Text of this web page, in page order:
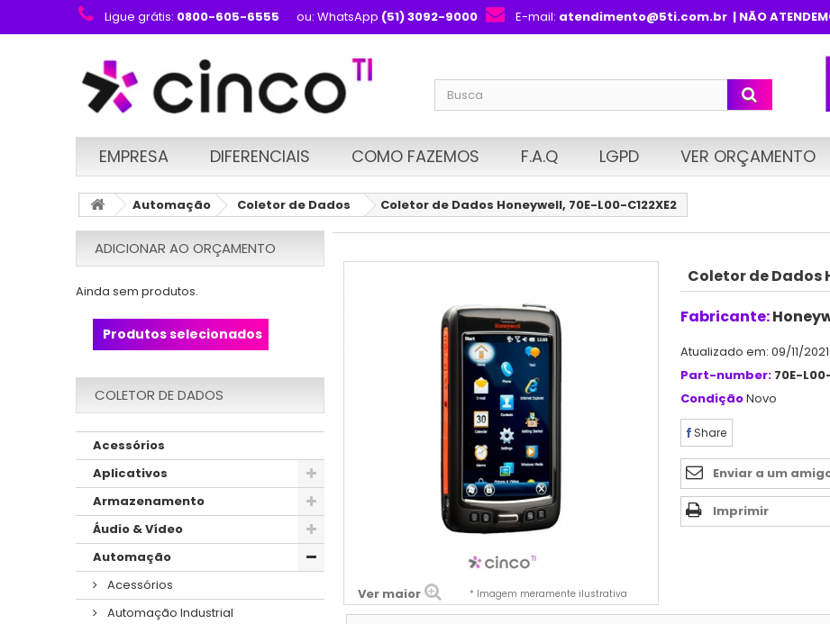
Ligue grátis: 0800-605-6555 ou: WhatsApp (51) 3092-9000 E-mail: atendimento@5ti.com.br| NÃO
EMPRESA DIFERENCIAIS COMO FAZEMOS F.A.Q LGPD VER ORÇAMENTO
Automação Coletor de Dados Coletor de Dados Honeywell, 70E-L00-C122XE2
ADICIONAR AO ORÇAMENTO
Ainda sem produtos.
Produtos selecionados
COLETOR DE DADOS
Acessórios
Aplicativos
Armazenamento
Áudio & Vídeo
Automação
Acessórios
Automação Industrial
Ver maior * Imagem meramente ilustrativa
Coletor de Dados
Fabricante:
Atualizado em: 09/11/2021
Part-number: 70E-
CondiçãoNovo
Share
Enviar a um
Imprimir